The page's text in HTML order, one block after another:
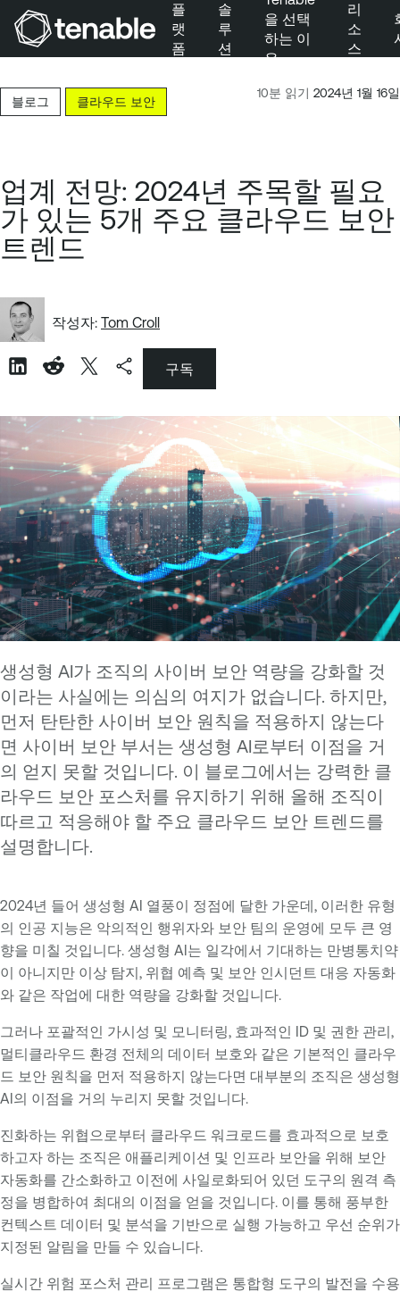
주 콘텐츠로 건너뛰기
바닥글로 건너뛰기
플
랫
폼
솔
루
션
을 선택
하는 이
유
리
소
스
10분 읽기 2024년 1월 16일
블로그 클라우드 보안
업계 전망: 2024년 주목할 필요
가 있는 5개 주요 클라우드 보안
트렌드
작성자: Tom Croll
구독
생성형 AI가 조직의 사이버 보안 역량을 강화할 것
이라는 사실에는 의심의 여지가 없습니다. 하지만,
먼저 탄탄한 사이버 보안 원칙을 적용하지 않는다
면 사이버 보안 부서는 생성형 AI로부터 이점을 거
의 얻지 못할 것입니다. 이 블로그에서는 강력한 클
라우드 보안 포스처를 유지하기 위해 올해 조직이
따르고 적응해야 할 주요 클라우드 보안 트렌드를
설명합니다.
2024년 들어 생성형 AI 열풍이 정점에 달한 가운데, 이러한 유형
의 인공 지능은 악의적인 행위자와 보안 팀의 운영에 모두 큰 영
향을 미칠 것입니다. 생성형 AI는 일각에서 기대하는 만병통치약
이 아니지만 이상 탐지, 위협 예측 및 보안 인시던트 대응 자동화
와 같은 작업에 대한 역량을 강화할 것입니다.
그러나 포괄적인 가시성 및 모니터링, 효과적인 ID 및 권한 관리,
멀티클라우드 환경 전체의 데이터 보호와 같은 기본적인 클라우
드 보안 원칙을 먼저 적용하지 않는다면 대부분의 조직은 생성형
AI의 이점을 거의 누리지 못할 것입니다.
진화하는 위협으로부터 클라우드 워크로드를 효과적으로 보호
하고자 하는 조직은 애플리케이션 및 인프라 보안을 위해 보안
자동화를 간소화하고 이전에 사일로화되어 있던 도구의 원격 측
정을 병합하여 최대의 이점을 얻을 것입니다. 이를 통해 풍부한
컨텍스트 데이터 및 분석을 기반으로 실행 가능하고 우선 순위가
지정된 알림을 만들 수 있습니다.
실시간 위험 포스처 관리 프로그램은 통합형 도구의 발전을 수용